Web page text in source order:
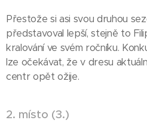
Přestože si asi svou druhou
představoval lepší, stejně to
kralování ve svém ročníku.
lze očekávat, že v dresu
centr opět ožije.
2. místo (3.)